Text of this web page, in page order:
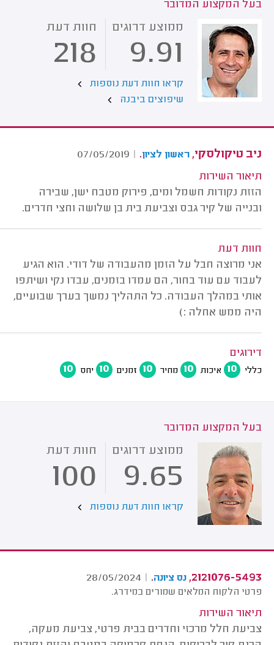
בעל המקצוע המדובר
ממוצע דרוגים
9.91
חוות דעת
218
קראו חוות דעת נוספות
שיפוצים ביבנה
ניב טיקולסקי, ראשון לציון.
|
07/05/2019
תיאור השירות
הזזת נקודות חשמל ומים, פירוק מטבח ישן, שבירה
ובנייה של קיר גבס וצביעת בית בן שלושה וחצי חדרים.
חוות דעת
אני מרוצה חבל על הזמן מהעבודה של דודי. הוא הגיע
לעבוד עם עוד בחור, הם עמדו בזמנים, עבדו נקי ושיתפו
אותי במהלך העבודה. כל התהליך נמשך בערך שבועיים,
היה ממש אחלה :)
דירוגים
כללי 10 איכות 10 מחיר 10 זמנים 10 יחס 10
בעל המקצוע המדובר
ממוצע דרוגים
9.65
חוות דעת
100
קראו חוות דעת נוספות
2121076-5493, נס ציונה.
|
28/05/2024
פרטי הלקוח המלאים שמורים במידרג.
תיאור השירות
צביעת חלל מרכזי וחדרים בבית פרטי, צביעת מעקה,